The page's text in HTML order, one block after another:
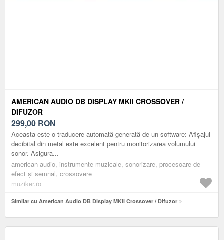
AMERICAN AUDIO DB DISPLAY MKII CROSSOVER /
DIFUZOR
299,00 RON
Aceasta este o traducere automată generată de un software: Afișajul
decibital din metal este excelent pentru monitorizarea volumului
sonor. Asigura...
american audio, instrumente muzicale, sonorizare, procesoare de
efect și semnal, crossovere
muziker.ro
Similar cu American Audio DB Display MKII Crossover / Difuzor